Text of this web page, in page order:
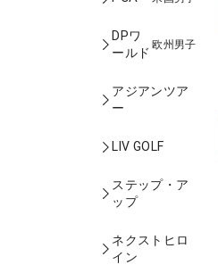
DPワ
ールド
欧州男子
アジアンツア
ー
LIV GOLF
ステップ・ア
ップ
ネクストヒロ
イン